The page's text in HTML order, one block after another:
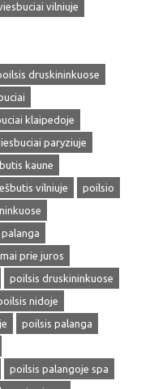
vilniuje
druskininkuose
klaipedoje
paryziuje
kaune
vilniuje
poilsio
prie juros
poilsis druskininkuose
nidoje
poilsis palanga
poilsis palangoje spa